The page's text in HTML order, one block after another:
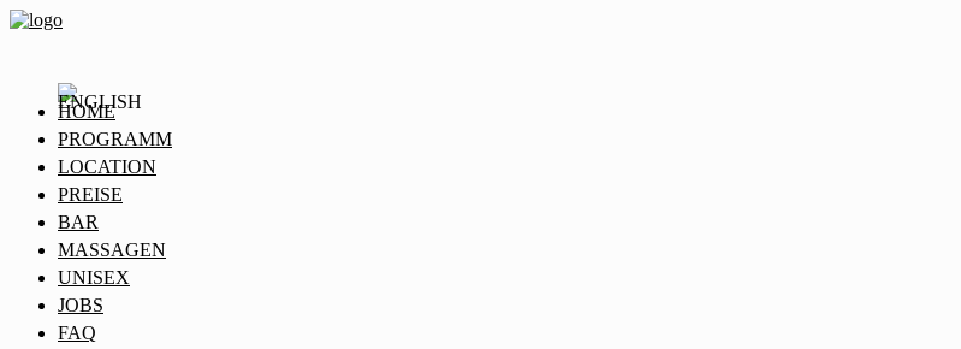
HOME
PROGRAMM
LOCATION
PREISE
BAR
MASSAGEN
UNISEX
JOBS
FAQ